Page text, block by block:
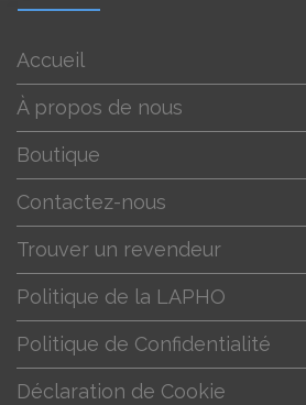
Accueil
À propos de nous
Boutique
Contactez-nous
Trouver un revendeur
Politique de la LAPHO
Politique de Confidentialité
Déclaration de Cookie